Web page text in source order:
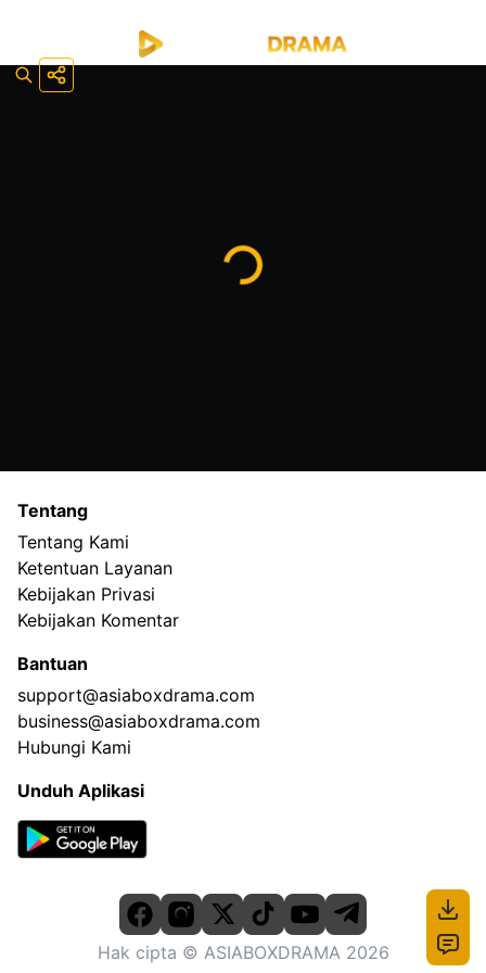
Tentang
Tentang Kami
Ketentuan Layanan
Kebijakan Privasi
Kebijakan Komentar
Bantuan
support@asiaboxdrama.com
business@asiaboxdrama.com
Hubungi Kami
Unduh Aplikasi
Hak cipta © ASIABOXDRAMA 2026